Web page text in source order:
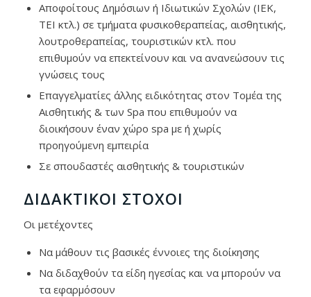
Αποφοίτους Δημόσιων ή Ιδιωτικών Σχολών (ΙΕΚ,
ΤΕΙ κτλ.) σε τμήματα φυσικοθεραπείας, αισθητικής,
λουτροθεραπείας, τουριστικών κτλ. που
επιθυμούν να επεκτείνουν και να ανανεώσουν τις
γνώσεις τους
Επαγγελματίες άλλης ειδικότητας στον Τομέα της
Αισθητικής & των Spa που επιθυμούν να
διοικήσουν έναν χώρο spa με ή χωρίς
προηγούμενη εμπειρία
Σε σπουδαστές αισθητικής & τουριστικών
ΔΙΔΑΚΤΙΚΟΊ ΣΤΌΧΟΙ
Οι μετέχοντες
Να μάθουν τις βασικές έννοιες της διοίκησης
Να διδαχθούν τα είδη ηγεσίας και να μπορούν να
τα εφαρμόσουν